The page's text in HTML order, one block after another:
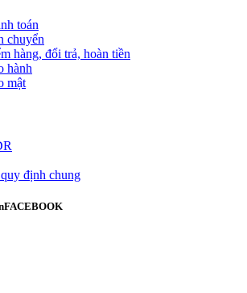
toán
chuyển
hàng, đổi trả, hoàn tiền
hành
mật
định chung
FACEBOOK